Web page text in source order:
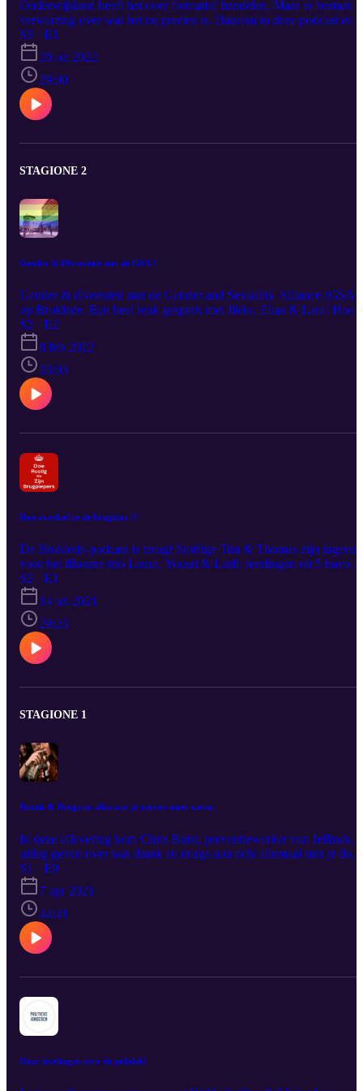
Onderwijsland heeft het over formatief handelen. Maar er bestaat
verwarring over wat het nu precies is. Daarom in deze podcast een
aanzet tot een opzet om zo het bos te gaan zien tussen de
bomen. En om die welbekende beren op de weg te ontwijken.
we het over gehad hebben of naar verwezen hebben in de podcast.
Website over formatief handelen: www.toetsrevolutie.nl Podcast
Llearn:
https://open.spotify.com/show/4LcnLwohotHEEPnfow8BqJ?
si=86d7b38347ac480d
S3 · E1
20 ott 2022
29:00
STAGIONE 2
Gender & Diversiteit met de GSA !
Gender & diversiteit met de Gender and Sexuality Alliance (GSA)
op Broklede. Een heel leuk gesprek met Jikke, Elias & Lara! Hoe
spreek je elkaar op de juiste manier aan en hoe kunnen we met
elkaar inclusiever worden? En hoe kom je bij de GSA? Je hoort het
allemaal in deze aflevering!
S2 · E2
8 feb 2022
33:03
Hoe overleef je de brugklas !?
De Broklede-podcast is terug! Stoffige Tim & Thomas zijn
voor het illustere trio Laura, Yousri & Lotfi: leerlingen uit 5 havo
5vwo. Ervaringsdeskundigen als zij zijn, bespreken ze hun (soms
schaamtevolle, maar daardoor erg leuke) ervaringen uit de brugklas
en geven ze handige tips aan de huidige brugklassers om hun
periode op Broklede een succes te maken!
S2 · E1
14 ott 2021
29:23
STAGIONE 1
Drank & Drugs en alles wat je erover moet weten
In deze aflevering kom Chris Buist, preventiewerker van Jellinek,
uitleg geven over wat drank en drugs nou echt allemaal met je doet.
En we hebben de dames Isa Broos (5 havo), Eva ten Brink (4vwo)
en Lisa Hassing (4vwo) eens even aan de tand gevoeld of hun
'drank & drugs kennis' wel up to date is!
S1 · E9
7 apr 2021
44:41
Onze leerlingen over de politiek!